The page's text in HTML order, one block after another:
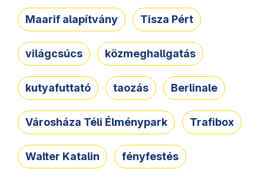
Maarif alapítvány Tisza Pért
világcsúcs közmeghallgatás
kutyafuttató taozás Berlinale
Városháza Téli Élménypark Trafibox
Walter Katalin fényfestés